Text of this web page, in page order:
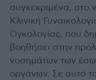
συγκεκριμένα, στο
Κλινική
Ογκολογίας, που
βοηθήσει στην
νοσημάτων των έσω
οργάνων. Σε αυτό